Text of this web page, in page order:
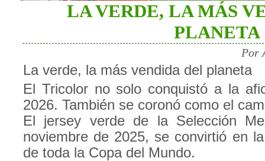
LA VERDE, LA MÁS
PLANETA
Por
La verde, la más vendida del planeta
El Tricolor no solo conquistó a la
2026. También se coronó como el
El jersey verde de la Selección
noviembre de 2025, se convirtió en
de toda la Copa del Mundo.